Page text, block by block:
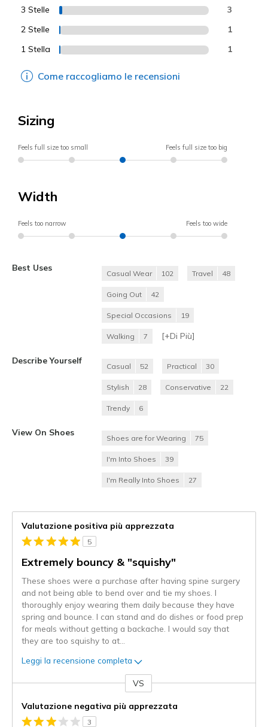
3 Stelle 3
2 Stelle 1
1 Stella 1
Come raccogliamo le recensioni
Sizing
Feels full size too small Feels full size too big
Width
Feels too narrow Feels too wide
Best Uses
Casual Wear 102 Travel 48
Going Out 42
Special Occasions 19
Walking 7 [+Di Più]
Describe Yourself
Casual 52 Practical 30
Stylish 28 Conservative 22
Trendy 6
View On Shoes
Shoes are for Wearing 75
I'm Into Shoes 39
I'm Really Into Shoes 27
Valutazione positiva più apprezzata
5
Extremely bouncy & "squishy"
These shoes were a purchase after having spine surgery
and not being able to bend over and tie my shoes. I
thoroughly enjoy wearing them daily because they have
spring and bounce. I can stand and do dishes or food prep
for meals without getting a backache. I would say that
they are too squishy to at
Leggi la recensione completa
VS
Valutazione negativa più apprezzata
3